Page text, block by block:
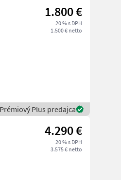
1.800 €
20 % s DPH
1.500 € netto
Prémiový Plus predajca
4.290 €
20 % s DPH
3.575 € netto